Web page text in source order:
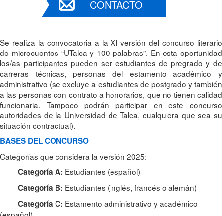
CONTACTO
Se realiza la convocatoria a la XI versión del concurso literario
de microcuentos “UTalca y 100 palabras”. En esta oportunidad
los/as participantes pueden ser estudiantes de pregrado y de
carreras técnicas, personas del estamento académico y
administrativo (se excluye a estudiantes de postgrado y también
a las personas con contrato a honorarios, que no tienen calidad
funcionaria. Tampoco podrán participar en este concurso
autoridades de la Universidad de Talca, cualquiera que sea su
situación contractual).
BASES DEL CONCURSO
Categorías que considera la versión 2025:
Categoría A: Estudiantes (español)
Categoría B: Estudiantes (inglés, francés o alemán)
Categoría C: Estamento administrativo y académico